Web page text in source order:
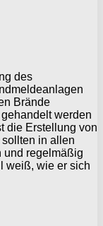
des
Brände
werden
die Erstellung von
in allen
und regelmäßig
weiß, wie er sich